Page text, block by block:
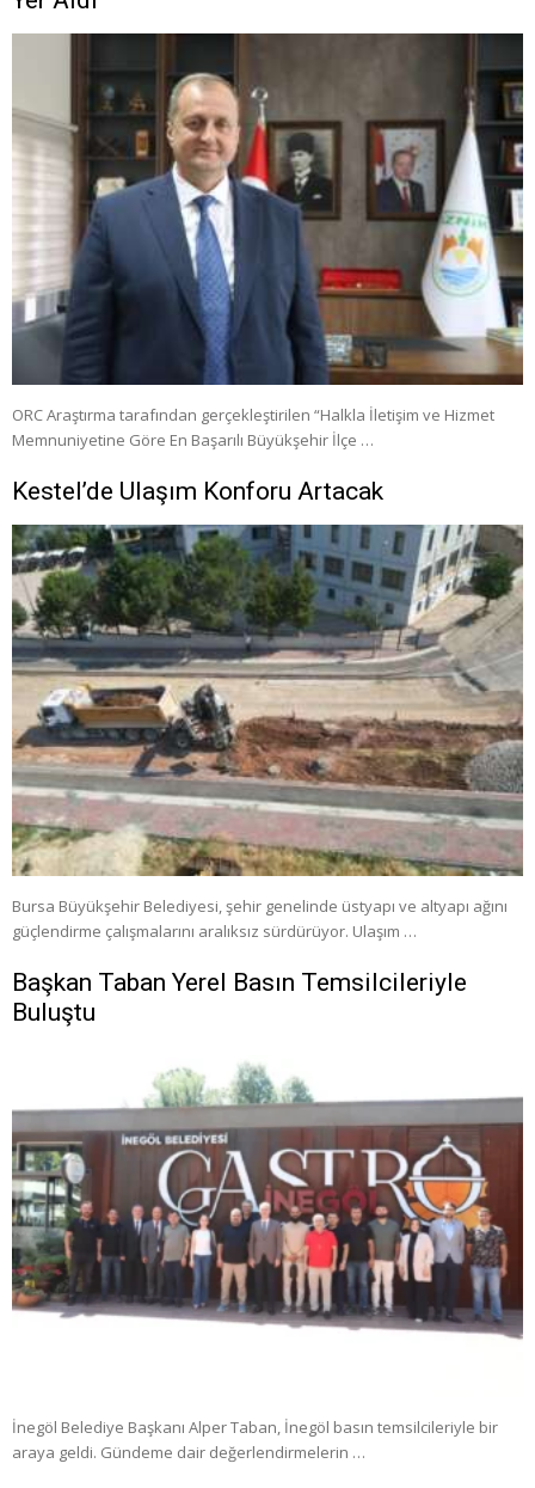
ORC Araştırma tarafından gerçekleştirilen “Halkla İletişim ve Hizmet
Memnuniyetine Göre En Başarılı Büyükşehir İlçe …
Kestel’de Ulaşım Konforu Artacak
Bursa Büyükşehir Belediyesi, şehir genelinde üstyapı ve altyapı ağını
güçlendirme çalışmalarını aralıksız sürdürüyor. Ulaşım …
Başkan Taban Yerel Basın Temsilcileriyle
Buluştu
İnegöl Belediye Başkanı Alper Taban, İnegöl basın temsilcileriyle bir
araya geldi. Gündeme dair değerlendirmelerin …